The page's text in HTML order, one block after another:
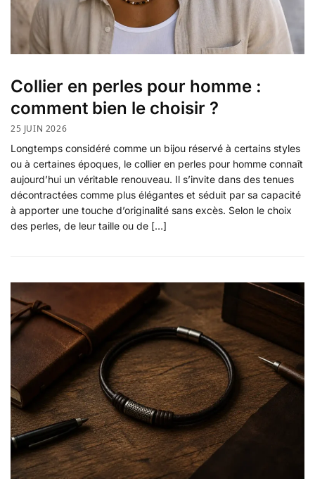
Collier en perles pour homme :
comment bien le choisir ?
25 JUIN 2026
Longtemps considéré comme un bijou réservé à certains styles
ou à certaines époques, le collier en perles pour homme connaît
aujourd’hui un véritable renouveau. Il s’invite dans des tenues
décontractées comme plus élégantes et séduit par sa capacité
à apporter une touche d’originalité sans excès. Selon le choix
des perles, de leur taille ou de […]